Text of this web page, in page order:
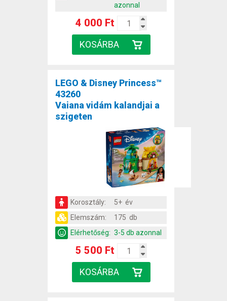
azonnal
4 000 Ft
LEGO & Disney Princess™
43260
Vaiana vidám kalandjai a
szigeten
Korosztály:
5+ év
Elemszám:
175 db
Elérhetőség: 3-5 db azonnal
5 500 Ft